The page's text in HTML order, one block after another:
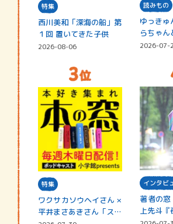
特集
西川美和「深海の船」第
１回 置いてきた子供
2026-08-06
読みもの
ゆっきゅ
らちゃ
☆202…
2026-07-
特集
ワクサカソウヘイさん ×
平井まさあきさん「スペ
インタビ
著者の
上先斗『